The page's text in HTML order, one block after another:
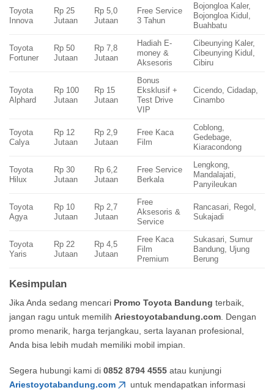
Toyota
Innova
Rp 25
Jutaan
Rp 5,0
Jutaan
Free Service
3 Tahun
Bojongloa Kaler,
Bojongloa Kidul,
Buahbatu
Toyota
Fortuner
Rp 50
Jutaan
Rp 7,8
Jutaan
Hadiah E-
money &
Aksesoris
Cibeunying Kaler,
Cibeunying Kidul,
Cibiru
Toyota
Alphard
Rp 100
Jutaan
Rp 15
Jutaan
Bonus
Eksklusif +
Test Drive
VIP
Cicendo, Cidadap,
Cinambo
Toyota
Calya
Rp 12
Jutaan
Rp 2,9
Jutaan
Free Kaca
Film
Coblong,
Gedebage,
Kiaracondong
Toyota
Hilux
Rp 30
Jutaan
Rp 6,2
Jutaan
Free Service
Berkala
Lengkong,
Mandalajati,
Panyileukan
Toyota
Agya
Rp 10
Jutaan
Rp 2,7
Jutaan
Free
Aksesoris &
Service
Rancasari, Regol,
Sukajadi
Toyota
Yaris
Rp 22
Jutaan
Rp 4,5
Jutaan
Free Kaca
Film
Premium
Sukasari, Sumur
Bandung, Ujung
Berung
Kesimpulan
Jika Anda sedang mencari Promo Toyota Bandung terbaik,
jangan ragu untuk memilih Ariestoyotabandung.com . Dengan
promo menarik, harga terjangkau, serta layanan profesional,
Anda bisa lebih mudah memiliki mobil impian.
Segera hubungi kami di 0852 8794 4555 atau kunjungi
Ariestoyotabandung.com
untuk mendapatkan informasi